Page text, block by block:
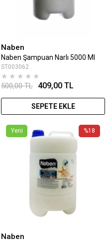
Naben
Naben Şampuan Narlı 5000 Ml
ST003062
★ ★ ★ ★ ★
409,00 TL
500,00 TL
SEPETE EKLE
%18
Yeni
Naben